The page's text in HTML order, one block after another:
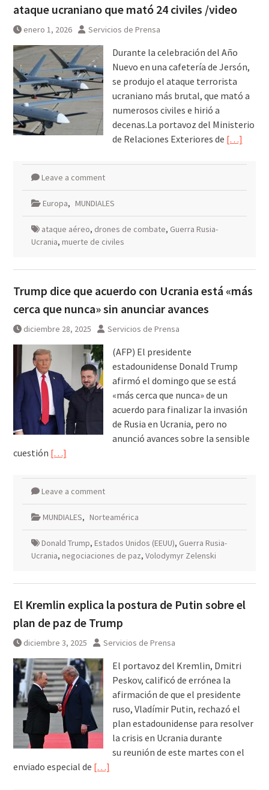
ataque ucraniano que mató 24 civiles /video
enero 1, 2026 Servicios de Prensa
Durante la celebración del Año
Nuevo en una cafetería de Jersón,
se produjo el ataque terrorista
ucraniano más brutal, que mató a
numerosos civiles e hirió a
decenas.La portavoz del Ministerio
de Relaciones Exteriores de […]
Leave a comment
Europa, MUNDIALES
ataque aéreo, drones de combate, Guerra Rusia-
Ucrania, muerte de civiles
Trump dice que acuerdo con Ucrania está «más
cerca que nunca» sin anunciar avances
diciembre 28, 2025 Servicios de Prensa
(AFP) El presidente
estadounidense Donald Trump
afirmó el domingo que se está
«más cerca que nunca» de un
acuerdo para finalizar la invasión
de Rusia en Ucrania, pero no
anunció avances sobre la sensible
cuestión […]
Leave a comment
MUNDIALES, Norteamérica
Donald Trump, Estados Unidos (EEUU), Guerra Rusia-
Ucrania, negociaciones de paz, Volodymyr Zelenski
El Kremlin explica la postura de Putin sobre el
plan de paz de Trump
diciembre 3, 2025 Servicios de Prensa
El portavoz del Kremlin, Dmitri
Peskov, calificó de errónea la
afirmación de que el presidente
ruso, Vladímir Putin, rechazó el
plan estadounidense para resolver
la crisis en Ucrania durante
su reunión de este martes con el
enviado especial de […]